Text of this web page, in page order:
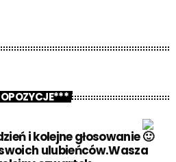
i kolejne głosowanie
ulubieńców.Wasza